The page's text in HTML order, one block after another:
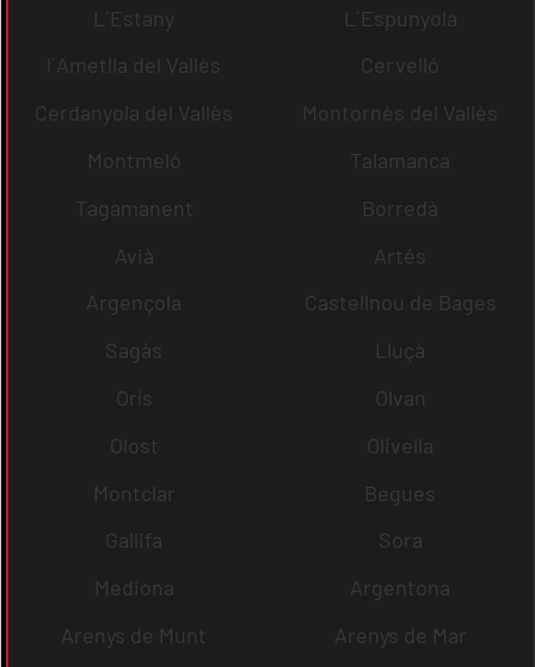
L´Estany
L´Espunyola
l´Ametlla del Vallès
Cervelló
Cerdanyola del Vallès
Montornès del Vallès
Montmeló
Talamanca
Tagamanent
Borredà
Avià
Artés
Argençola
Castellnou de Bages
Sagàs
Lluçà
Orís
Olvan
Olost
Olivella
Montclar
Begues
Gallifa
Sora
Mediona
Argentona
Arenys de Munt
Arenys de Mar